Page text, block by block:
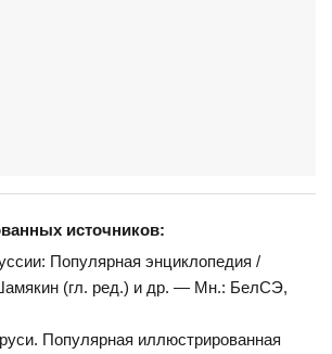
источников:
Популярная энциклопедия /
(гл. ред.) и др. — Мн.: БелСЭ,
Популярная иллюстрированная